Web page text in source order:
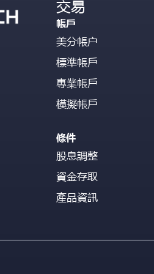
交易
帳戶
美分帳户
標準帳戶
專業帳戶
模擬帳戶
條件
股息調整
資金存取
產品資訊